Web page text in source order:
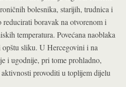
bolesnika, starijih, trudnica i
boravak na otvorenom i
temperatura. Povećana naoblaka
sliku. U Hercegovini i na
i ugodnije, pri tome prohladno,
provoditi u toplijem dijelu